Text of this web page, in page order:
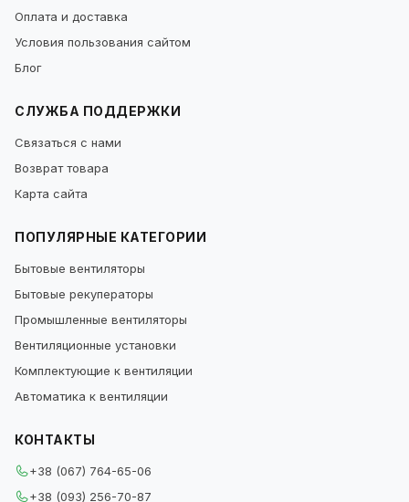
Оплата и доставка
Условия пользования сайтом
Блог
СЛУЖБА ПОДДЕРЖКИ
Связаться с нами
Возврат товара
Карта сайта
ПОПУЛЯРНЫЕ КАТЕГОРИИ
Бытовые вентиляторы
Бытовые рекуператоры
Промышленные вентиляторы
Вентиляционные установки
Комплектующие к вентиляции
Автоматика к вентиляции
КОНТАКТЫ
+38 (067) 764-65-06
+38 (093) 256-70-87